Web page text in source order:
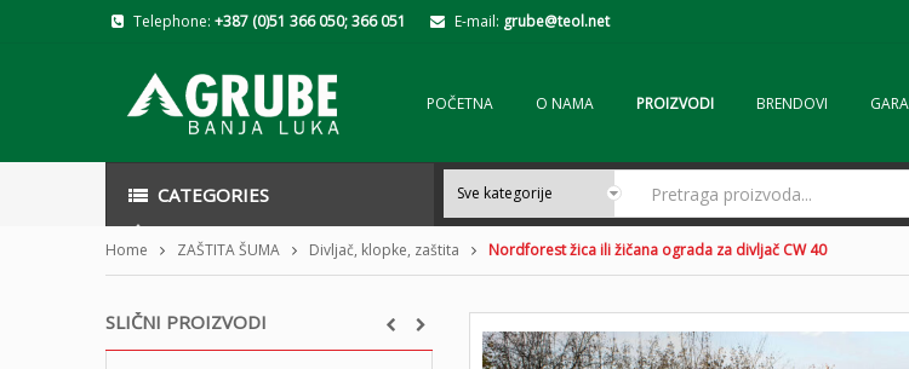
Telephone: +387 (0)51 366 050; 366 051 E-mail: grube@teol.net
POČETNA O NAMA PROIZVODI BRENDOVI
CATEGORIES
Home ZAŠTITA ŠUMA Divljač, klopke, zaštita Nordforest žica ili žičana ograda za divljač CW 40
SLIČNI PROIZVODI